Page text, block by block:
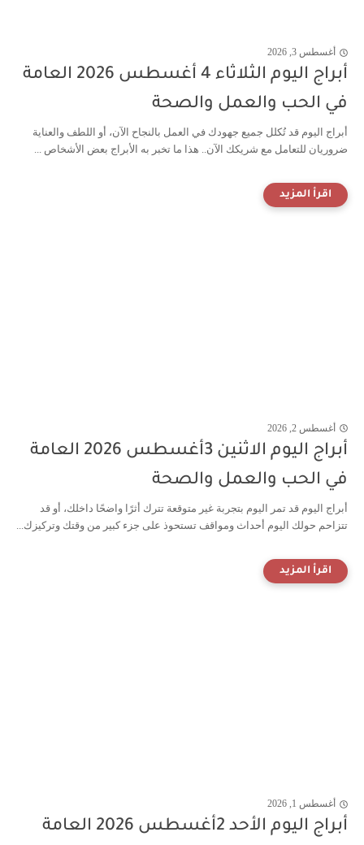
أغسطس 3, 2026
أبراج اليوم الثلاثاء 4 أغسطس 2026 العامة
في الحب والعمل والصحة
أبراج اليوم قد تُكلل جميع جهودك في العمل بالنجاح الآن، أو اللطف والعناية
ضروريان للتعامل مع شريكك الآن.. هذا ما تخبر به الأبراج بعض الأشخاص ...
أغسطس 2, 2026
أبراج اليوم الاثنين 3أغسطس 2026 العامة
في الحب والعمل والصحة
أبراج اليوم قد تمر اليوم بتجربة غير متوقعة تترك أثرًا واضحًا داخلك، أو قد
تتزاحم حولك اليوم أحداث ومواقف تستحوذ على جزء كبير من وقتك وتركيزك...
أغسطس 1, 2026
أبراج اليوم الأحد 2أغسطس 2026 العامة